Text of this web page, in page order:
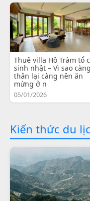
Thuê villa Hồ Tràm tổ
sinh nhật – Vì sao càng
thân lại càng nên ăn
mừng ở n
05/01/2026
Kiến thức du